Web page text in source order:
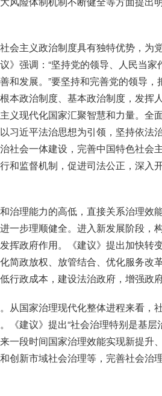
会主义政治制度具有独特优势，为
》强调：“坚持党的领导、人民当
和发展。”要坚持和完善党的领导
本政治制度、基本政治制度，发挥
义现代化国家汇聚智慧和力量。全
习近平法治思想为引领，坚持依法
社会一体建设，完善中国特色社会
和监督机制，促进司法公正，深入
治理能力的高低，直接关系治理效
一步理顺健全。进入新发展阶段，
挥政府作用。《建议》提出加快转
简政放权、放管结合、优化服务改
政成本，建设法治政府，增强政
从国家治理现代化整体进程来看，
《建议》提出“社会治理特别是基层
一段时间国家治理效能实现新提升
创新市域社会治理等，完善社会治